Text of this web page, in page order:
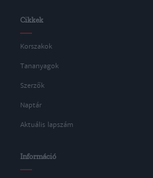
Cikkek
Korszakok
Tananyagok
Szerzők
Naptár
Aktuális lapszám
Információ